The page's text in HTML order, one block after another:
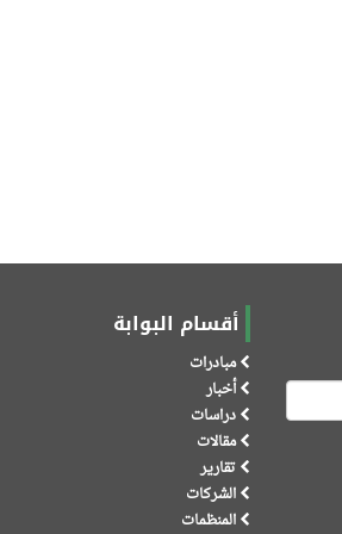
أقسام البوابة
مبادرات
أخبار
دراسات
مقالات
تقارير
الشركات
المنظمات